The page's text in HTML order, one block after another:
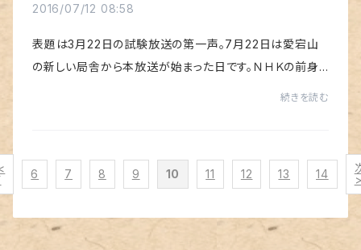
2016/07/12 08:58
表題は3月22日の試験放送の第一声。7月22日は愛宕山
の新しい局舎から本放送が始まった日です。ＮＨＫの前身
続きを読む
6 7 8 9 10 11 12 13 14